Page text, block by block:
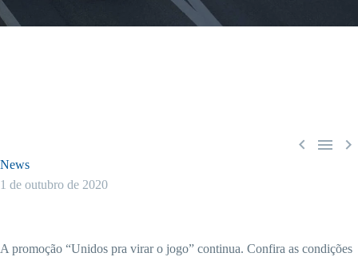
  
News
1 de outubro de 2020
A promoção “Unidos pra virar o jogo” continua. Confira as condições